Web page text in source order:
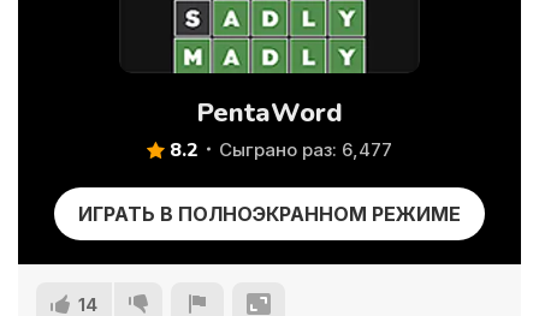
PentaWord
8.2 Сыграно раз: 6,477
ИГРАТЬ В ПОЛНОЭКРАННОМ РЕЖИМЕ
14